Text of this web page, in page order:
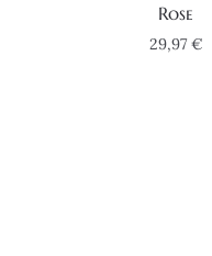
Rose
29,97€